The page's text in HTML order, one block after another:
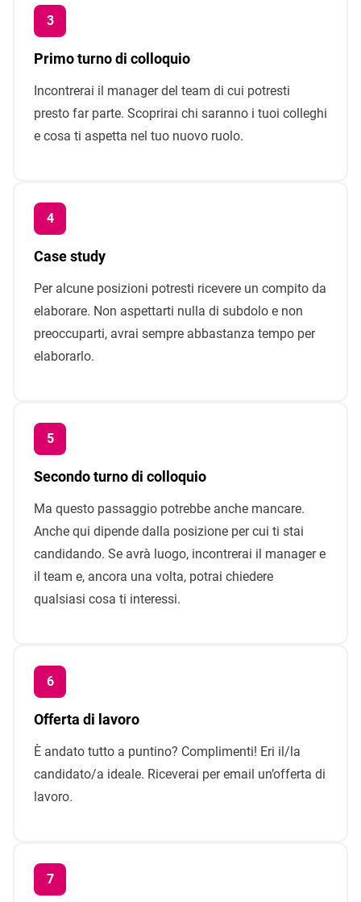
Primo turno di colloquio
Incontrerai il manager del team di cui potresti
presto far parte. Scoprirai chi saranno i tuoi colleghi
e cosa ti aspetta nel tuo nuovo ruolo.
Case study
Per alcune posizioni potresti ricevere un compito da
elaborare. Non aspettarti nulla di subdolo e non
preoccuparti, avrai sempre abbastanza tempo per
elaborarlo.
Secondo turno di colloquio
Ma questo passaggio potrebbe anche mancare.
Anche qui dipende dalla posizione per cui ti stai
candidando. Se avrà luogo, incontrerai il manager e
il team e, ancora una volta, potrai chiedere
qualsiasi cosa ti interessi.
Offerta di lavoro
È andato tutto a puntino? Complimenti! Eri il/la
candidato/a ideale. Riceverai per email un’offerta di
lavoro.